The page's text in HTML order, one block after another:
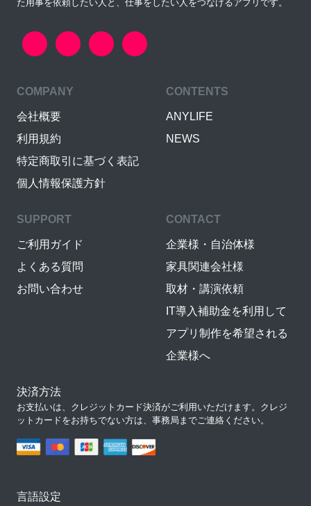
た用事を依頼したい人と、仕事をしたい人をつなげるアプリです。
COMPANY
会社概要
利用規約
特定商取引に基づく表記
個人情報保護方針
CONTENTS
ANYLIFE
NEWS
SUPPORT
ご利用ガイド
よくある質問
お問い合わせ
CONTACT
企業様・自治体様
家具関連会社様
取材・講演依頼
IT導入補助金を利用して
アプリ制作を希望される
企業様へ
決済方法
お支払いは、クレジットカード決済がご利用いただけます。クレジ
ットカードをお持ちでない方は、事務局までご連絡ください。
言語設定